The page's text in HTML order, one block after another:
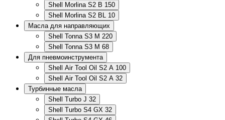
Shell Morlina S2 B 150
Shell Morlina S2 BL 10
Масла для направляющих
Shell Tonna S3 M 220
Shell Tonna S3 M 68
Для пневмоинструмента
Shell Air Tool Oil S2 A 100
Shell Air Tool Oil S2 A 32
Турбинные масла
Shell Turbo J 32
Shell Turbo S4 GX 32